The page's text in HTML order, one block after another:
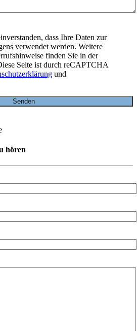
dass Ihre Daten zur
verwendet werden. Weitere
finden Sie in der
Seite ist durch reCAPTCHA
und
hören